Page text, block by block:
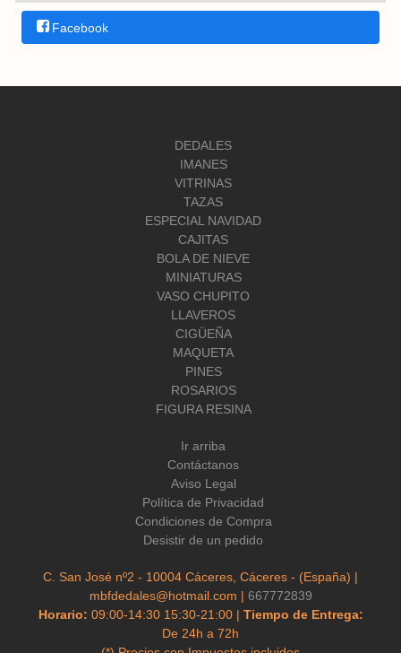
Facebook
DEDALES
IMANES
VITRINAS
TAZAS
ESPECIAL NAVIDAD
CAJITAS
BOLA DE NIEVE
MINIATURAS
VASO CHUPITO
LLAVEROS
CIGÜEÑA
MAQUETA
PINES
ROSARIOS
FIGURA RESINA
Ir arriba
Contáctanos
Aviso Legal
Política de Privacidad
Condiciones de Compra
Desistir de un pedido
C. San José nº2 - 10004 Cáceres, Cáceres - (España) |
mbfdedales@hotmail.com | 667772839
Horario: 09:00-14:30 15:30-21:00 | Tiempo de Entrega:
De 24h a 72h